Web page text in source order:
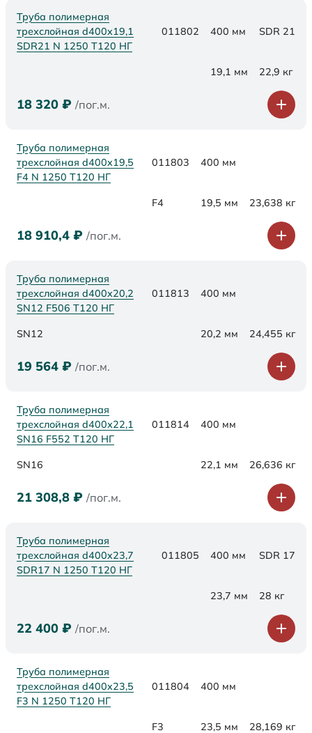
Труба полимерная
трехслойная d400x19,1
SDR21 N 1250 Т120 НГ
011802 400 мм SDR 21
19,1 мм 22,9 кг
18 320 ₽ /пог.м.
Труба полимерная
трехслойная d400x19,5
F4 N 1250 Т120 НГ
011803 400 мм
F4 19,5 мм 23,638 кг
18 910,4 ₽ /пог.м.
Труба полимерная
трехслойная d400х20,2
SN12 F506 Т120 НГ
011813 400 мм
SN12 20,2 мм 24,455 кг
19 564 ₽ /пог.м.
Труба полимерная
трехслойная d400х22,1
SN16 F552 Т120 НГ
011814 400 мм
SN16 22,1 мм 26,636 кг
21 308,8 ₽ /пог.м.
Труба полимерная
трехслойная d400x23,7
SDR17 N 1250 Т120 НГ
011805 400 мм SDR 17
23,7 мм 28 кг
22 400 ₽ /пог.м.
Труба полимерная
трехслойная d400x23,5
F3 N 1250 Т120 НГ
011804 400 мм
F3 23,5 мм 28,169 кг